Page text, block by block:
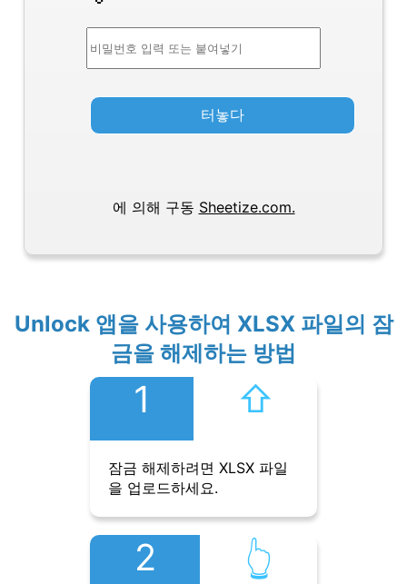
터놓다
에 의해 구동 Sheetize.com.
Unlock 앱을 사용하여 XLSX 파일의 잠
금을 해제하는 방법
1 ⇧︎
잠금 해제하려면 XLSX 파일
을 업로드하세요.
2 👆︎